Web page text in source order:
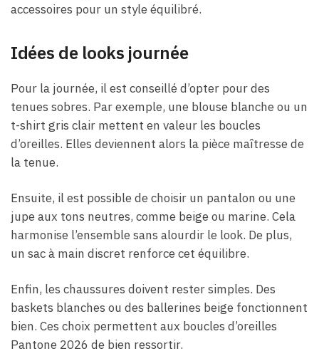
accessoires pour un style équilibré.
Idées de looks journée
Pour la journée, il est conseillé d’opter pour des
tenues sobres. Par exemple, une blouse blanche ou un
t-shirt gris clair mettent en valeur les boucles
d’oreilles. Elles deviennent alors la pièce maîtresse de
la tenue.
Ensuite, il est possible de choisir un pantalon ou une
jupe aux tons neutres, comme beige ou marine. Cela
harmonise l’ensemble sans alourdir le look. De plus,
un sac à main discret renforce cet équilibre.
Enfin, les chaussures doivent rester simples. Des
baskets blanches ou des ballerines beige fonctionnent
bien. Ces choix permettent aux boucles d’oreilles
Pantone 2026 de bien ressortir.